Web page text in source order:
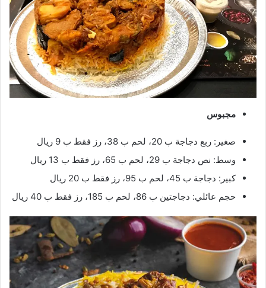
مجبوس
صغير: ربع دجاجة ب 20، لحم ب 38، رز فقط ب 9 ريال
وسط: نص دجاجة ب 29، لحم ب 65، رز فقط ب 13 ريال
كبير: دجاجة ب 45، لحم ب 95، رز فقط ب 20 ريال
حجم عائلي: دجاجتين ب 86، لحم ب 185، رز فقط ب 40 ريال